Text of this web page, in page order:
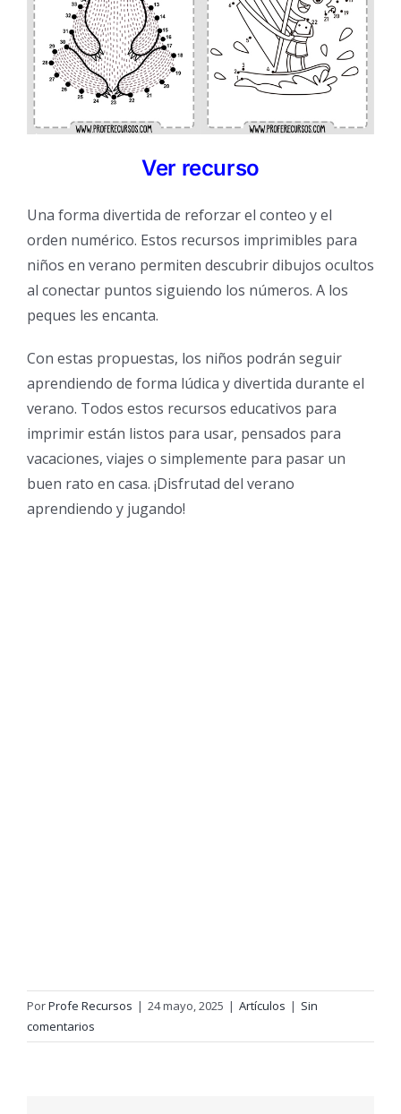
Ver recurso
Una forma divertida de reforzar el conteo y el
orden numérico. Estos recursos imprimibles para
niños en verano permiten descubrir dibujos ocultos
al conectar puntos siguiendo los números. A los
peques les encanta.
Con estas propuestas, los niños podrán seguir
aprendiendo de forma lúdica y divertida durante el
verano. Todos estos recursos educativos para
imprimir están listos para usar, pensados para
vacaciones, viajes o simplemente para pasar un
buen rato en casa. ¡Disfrutad del verano
aprendiendo y jugando!
PorProfe Recursos | 24 mayo, 2025 | Artículos | Sin
comentarios